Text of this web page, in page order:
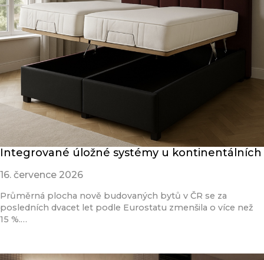
Integrované úložné systémy u kontinentálních
16. července 2026
Průměrná plocha nově budovaných bytů v ČR se za
posledních dvacet let podle Eurostatu zmenšila o více než
15 %.…